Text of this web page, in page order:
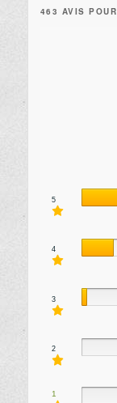
463 AVIS POUR
5
4
3
2
1